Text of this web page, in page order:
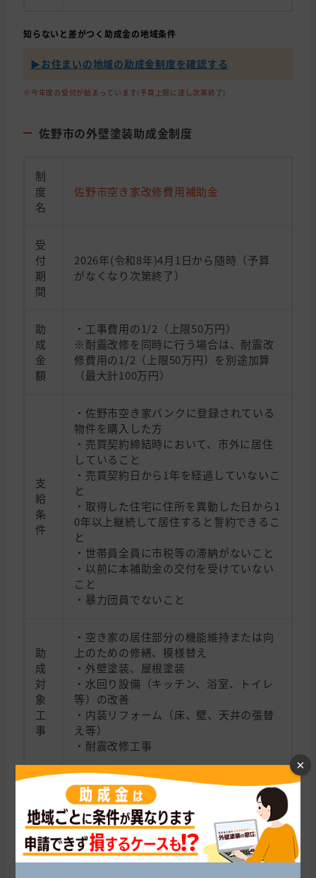
知らないと差がつく助成金の地域条件
▶︎お住まいの地域の助成金制度を確認する
※今年度の受付が始まっています(予算上限に達し次第終了)
佐野市の外壁塗装助成金制度
制
度
名
佐野市空き家改修費用補助金
受
付
期
間
2026年(令和8年)4月1日から随時（予算
がなくなり次第終了）
助
成
金
額
・工事費用の1/2（上限50万円）
※耐震改修を同時に行う場合は、耐震改
修費用の1/2（上限50万円）を別途加算
（最大計100万円）
支
給
条
件
・佐野市空き家バンクに登録されている
物件を購入した方
・売買契約締結時において、市外に居住
していること
・売買契約日から1年を経過していないこ
と
・取得した住宅に住所を異動した日から1
0年以上継続して居住すると誓約できるこ
と
・世帯員全員に市税等の滞納がないこと
・以前に本補助金の交付を受けていない
こと
・暴力団員でないこと
助
成
対
象
工
事
・空き家の居住部分の機能維持または向
上のための修繕、模様替え
・外壁塗装、屋根塗装
・水回り設備（キッチン、浴室、トイレ
等）の改善
・内装リフォーム（床、壁、天井の張替
え等）
・耐震改修工事
問
合
わ
せ
先
佐野市 都市建設部 建築指導課 指導係
住所：栃木県佐野市高砂町1（市役所4
階）
電話番号：0283-20-3104
×